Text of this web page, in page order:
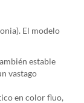
El modelo
estable
vastago
en color fluo,